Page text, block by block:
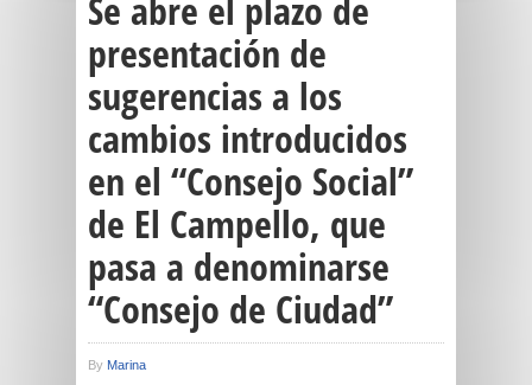
presentación de
sugerencias a los
cambios introducidos
en el “Consejo Social”
de El Campello, que
pasa a denominarse
“Consejo de Ciudad”
By Marina